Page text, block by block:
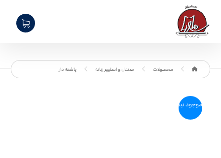
محصولات صندل و اسلیپر زنانه پاشنه دار
موجود نیست